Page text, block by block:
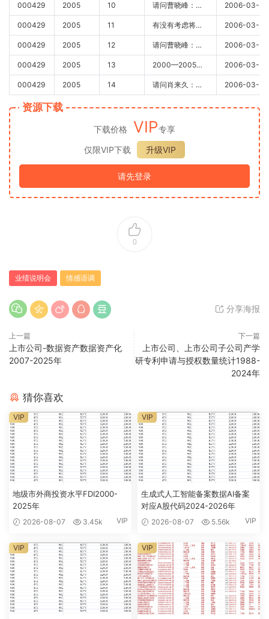
000429 2005 10 请问曹晓峰：公司2006的业绩增长是否放缓。
000429 2005 11 有没有考虑将各个收费站的车流量信息在网站上实时显示？？？
000429 2005 12 请问曹晓峰：请问公司所有路段近期有没有严重老化，需要进行较大规模修理的情况，因为这样会严重影响当期业绩。谢谢！
000429 2005 13 2000—2005年平均每年业务接待费多少？
000429 2005 14 请问肖来久：公司将考虑通过资产证券化进行融资吗?是怎么回事,能否给我解释解释?谢谢
资源下载
下载价格 VIP专享
仅限VIP下载
升级VIP
请先登录
0
业绩说明会 情感语调
分享海报
上一篇
上市公司-数据资产数据资产化
2007-2025年
下一篇
上市公司、上市公司子公司产学
研专利申请与授权数量统计1988-
2024年
猜你喜欢
地级市外商投资水平FDI2000-
2025年
2026-08-07 3.45k VIP
VIP
生成式人工智能备案数据AI备案
对应A股代码2024-2026年
2026-08-07 5.56k VIP
VIP
VIP VIP